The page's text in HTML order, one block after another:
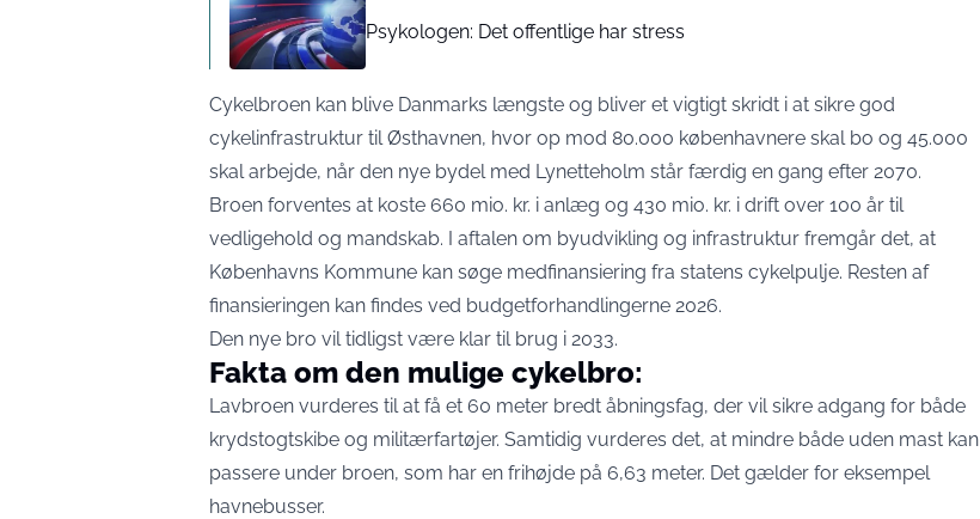
Psykologen: Det offentlige har stress
Cykelbroen kan blive Danmarks længste og bliver et vigtigt skridt i at sikre god
cykelinfrastruktur til Østhavnen, hvor op mod 80.000 københavnere skal bo og 45.000
skal arbejde, når den nye bydel med Lynetteholm står færdig en gang efter 2070.
Broen forventes at koste 660 mio. kr. i anlæg og 430 mio. kr. i drift over 100 år til
vedligehold og mandskab. I aftalen om byudvikling og infrastruktur fremgår det, at
Københavns Kommune kan søge medfinansiering fra statens cykelpulje. Resten af
finansieringen kan findes ved budgetforhandlingerne 2026.
Den nye bro vil tidligst være klar til brug i 2033.
Fakta om den mulige cykelbro:
Lavbroen vurderes til at få et 60 meter bredt åbningsfag, der vil sikre adgang for både
krydstogtskibe og militærfartøjer. Samtidig vurderes det, at mindre både uden mast kan
passere under broen, som har en frihøjde på 6,63 meter. Det gælder for eksempel
havnebusser.